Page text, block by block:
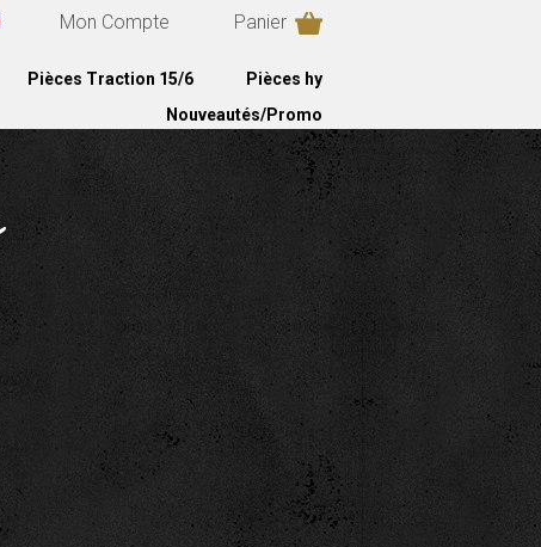
Mon Compte Panier
Pièces Traction 15/6
Pièces hy
Nouveautés/Promo